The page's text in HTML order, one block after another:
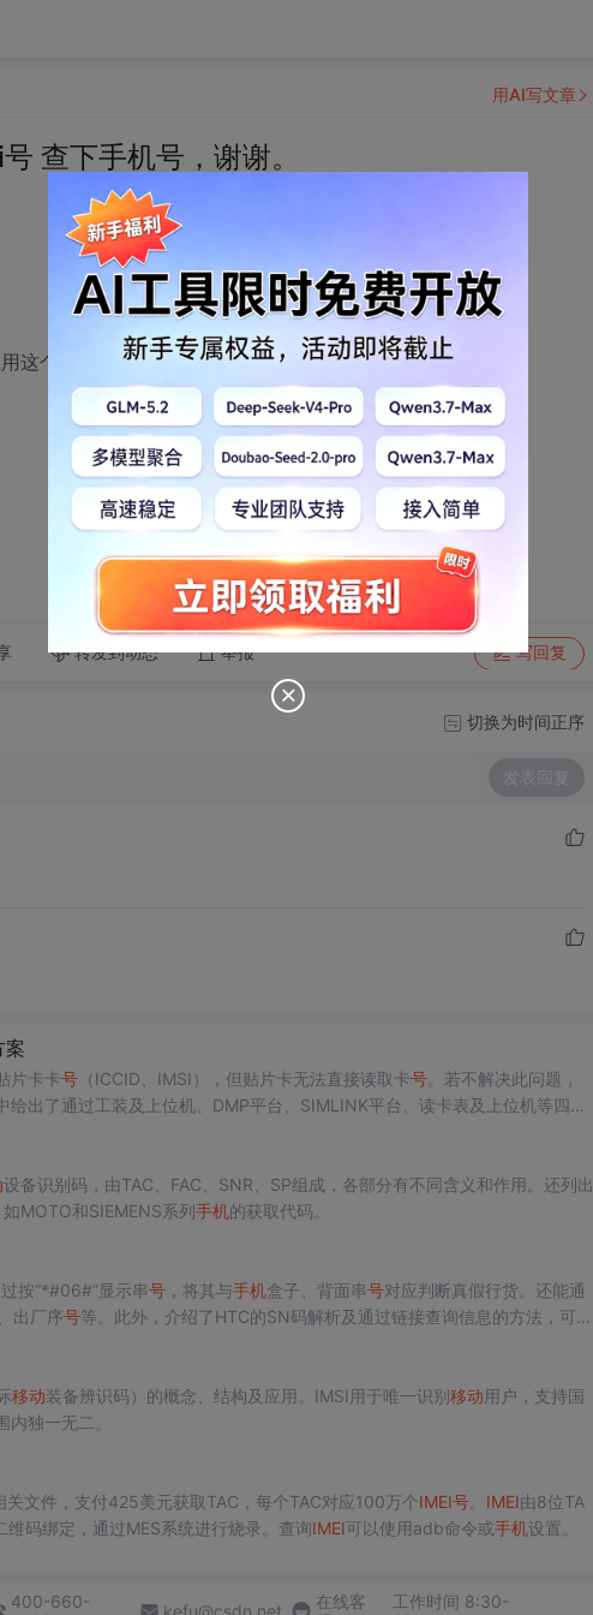
查下手机号，谢谢。
这个手机的手机号，
转发到动态 举报 写回复
用AI写文章
切换为时间正序
发表回复
案
片卡卡号（ICCID、IMSI），但贴片卡无法直接读取卡号。若不解决此问题，
出了通过工装及上位机、DMP平台、SIMLINK平台、读卡表及上位机等四种
设备识别码，由TAC、FAC、SNR、SP组成，各部分有不同含义和作用。还列出
MOTO和SIEMENS系列手机的获取代码。
按“*#06#”显示串号，将其与手机盒子、背面串号对应判断真假行货。还能通
出厂序号等。此外，介绍了HTC的SN码解析及通过链接查询信息的方法，可辨
移动装备辨识码）的概念、结构及应用。IMSI用于唯一识别移动用户，支持国
内独一无二。
关文件，支付425美元获取TAC，每个TAC对应100万个IMEI号。 IMEI由8位TA
维码绑定，通过MES系统进行烧录。查询IMEI可以使用adb命令或手机设置。
400-660-
kefu@csdn.net
在线客
工作时间 8:30-